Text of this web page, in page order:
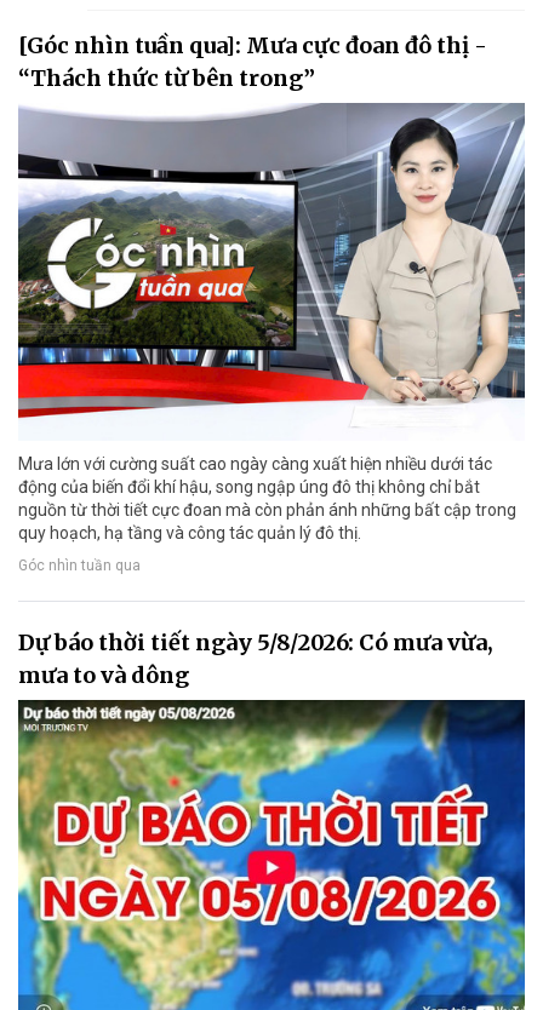
[Góc nhìn tuần qua]: Mưa cực đoan đô thị -
“Thách thức từ bên trong”
Mưa lớn với cường suất cao ngày càng xuất hiện nhiều dưới tác
động của biến đổi khí hậu, song ngập úng đô thị không chỉ bắt
nguồn từ thời tiết cực đoan mà còn phản ánh những bất cập trong
quy hoạch, hạ tầng và công tác quản lý đô thị.
Góc nhìn tuần qua
Dự báo thời tiết ngày 5/8/2026: Có mưa vừa,
mưa to và dông